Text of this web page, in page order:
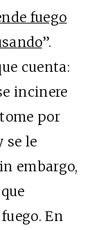
fuego
”.
cuenta:
incinere
por
se le
embargo,
En